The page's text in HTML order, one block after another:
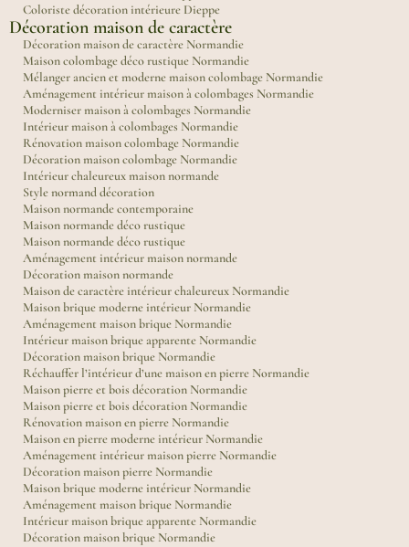
Coloriste décoration intérieure Dieppe
Décoration maison de caractère
Décoration maison de caractère Normandie
Maison colombage déco rustique Normandie
Mélanger ancien et moderne maison colombage Normandie
Aménagement intérieur maison à colombages Normandie
Moderniser maison à colombages Normandie
Intérieur maison à colombages Normandie
Rénovation maison colombage Normandie
Décoration maison colombage Normandie
Intérieur chaleureux maison normande
Style normand décoration
Maison normande contemporaine
Maison normande déco rustique
Maison normande déco rustique
Aménagement intérieur maison normande
Décoration maison normande
Maison de caractère intérieur chaleureux Normandie
Maison brique moderne intérieur Normandie
Aménagement maison brique Normandie
Intérieur maison brique apparente Normandie
Décoration maison brique Normandie
Réchauffer l’intérieur d’une maison en pierre Normandie
Maison pierre et bois décoration Normandie
Maison pierre et bois décoration Normandie
Rénovation maison en pierre Normandie
Maison en pierre moderne intérieur Normandie
Aménagement intérieur maison pierre Normandie
Décoration maison pierre Normandie
Maison brique moderne intérieur Normandie
Aménagement maison brique Normandie
Intérieur maison brique apparente Normandie
Décoration maison brique Normandie